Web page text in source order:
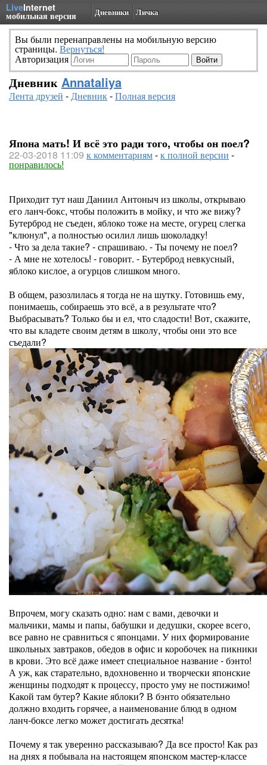
LiveInternet
мобильная версия Дневники Личка
Вы были перенаправлены на мобильную версию
страницы. Вернуться!
Авторизация
Дневник Annataliya
Лента друзей -Дневник-Полная версия
Япона мать! И всё это ради того, чтобы он поел?
22-03-2018 11:09 к комментариям-к полной версии -
понравилось!
Приходит тут наш Даниил Антоныч из школы, открываю
его ланч-бокс, чтобы положить в мойку, и что же вижу?
Бутерброд не съеден, яблоко тоже на месте, огурец слегка
"клюнул", а полностью осилил лишь шоколадку!
- Что за дела такие? - спрашиваю. - Ты почему не поел?
- А мне не хотелось! - говорит. - Бутерброд невкусный,
яблоко кислое, а огурцов слишком много.
В общем, разозлилась я тогда не на шутку. Готовишь ему,
понимаешь, собираешь это всё, а в результате что?
Выбрасывать? Только бы и ел, что сладости! Вот, скажите,
что вы кладете своим детям в школу, чтобы они это все
съедали?
Впрочем, могу сказать одно: нам с вами, девочки и
мальчики, мамы и папы, бабушки и дедушки, скорее всего,
все равно не сравниться с японцами. У них формирование
школьных завтраков, обедов в офис и коробочек на пикники
в крови. Это всё даже имеет специальное название - бэнто!
А уж, как старательно, вдохновенно и творчески японские
женщины подходят к процессу, просто уму не постижимо!
Какой там бутер? Какие яблоки? В бэнто обязательно
должно входить горячее, а наименование блюд в одном
ланч-боксе легко может достигать десятка!
Почему я так уверенно рассказываю? Да все просто! Как раз
на днях я побывала на настоящем японском мастер-классе